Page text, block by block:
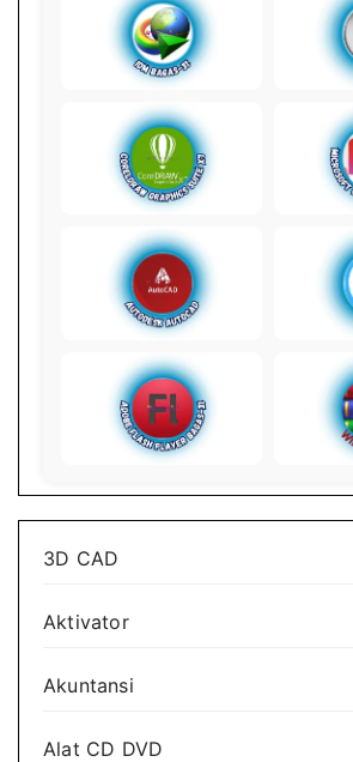
3D CAD
Aktivator
Akuntansi
Alat CD DVD